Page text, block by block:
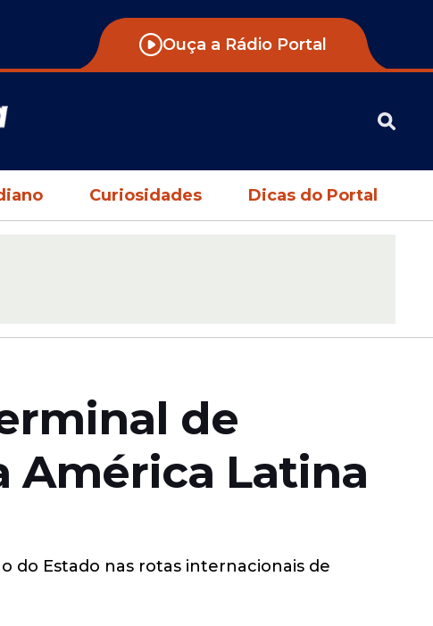
Ouça a Rádio Portal
Curiosidades Dicas do Portal
de
América Latina
do Estado nas rotas internacionais de